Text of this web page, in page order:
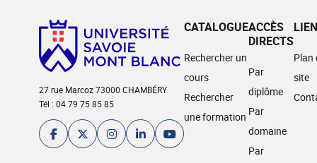
27 rue Marcoz 73000 CHAMBÉRY
Tél : 04 79 75 85 85
CATALOGUE
Rechercher un
cours
Rechercher
une formation
ACCÈS
DIRECTS
Par
diplôme
Par
domaine
Par
Plan
site